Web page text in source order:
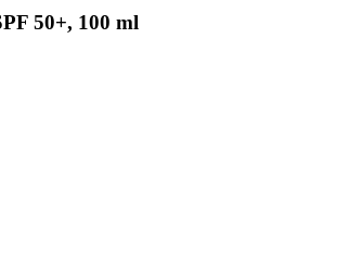
50+, 100 ml